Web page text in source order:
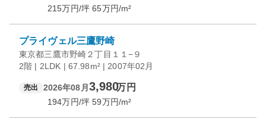
215万円/坪 65万円/m²
プライヴェル三鷹野崎
東京都三鷹市野崎２丁目１１−９
2階 | 2LDK | 67.98m² | 2007年02月
売出 2026年08月 3,980万円
194万円/坪 59万円/m²